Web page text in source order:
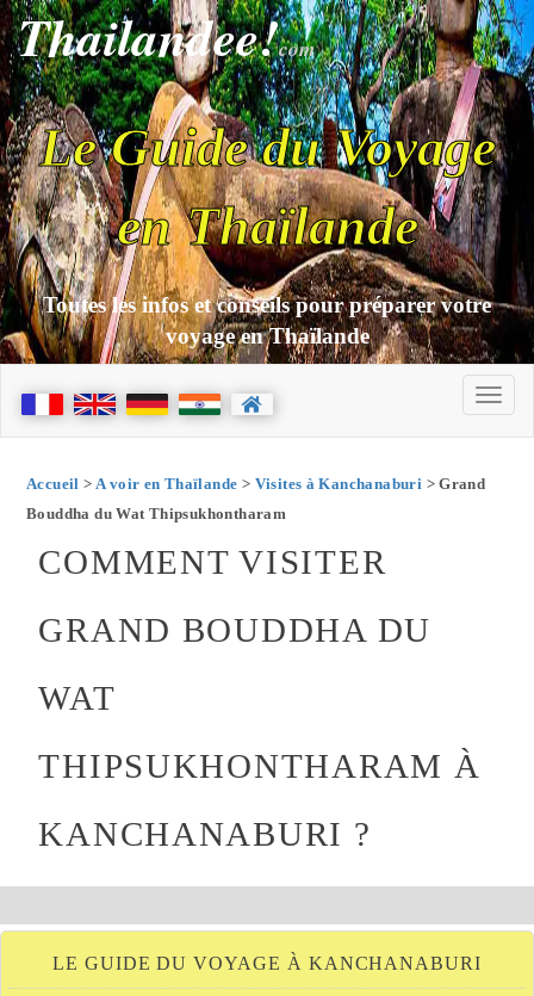
Thailandee!com
Le Guide du Voyage
en Thaïlande
Toutes les infos et conseils pour préparer votre
voyage en Thaïlande
Accueil > A voir en Thaïlande > Visites à Kanchanaburi > Grand
Bouddha du Wat Thipsukhontharam
COMMENT VISITER
GRAND BOUDDHA DU
WAT
THIPSUKHONTHARAM À
KANCHANABURI ?
LE GUIDE DU VOYAGE À KANCHANABURI